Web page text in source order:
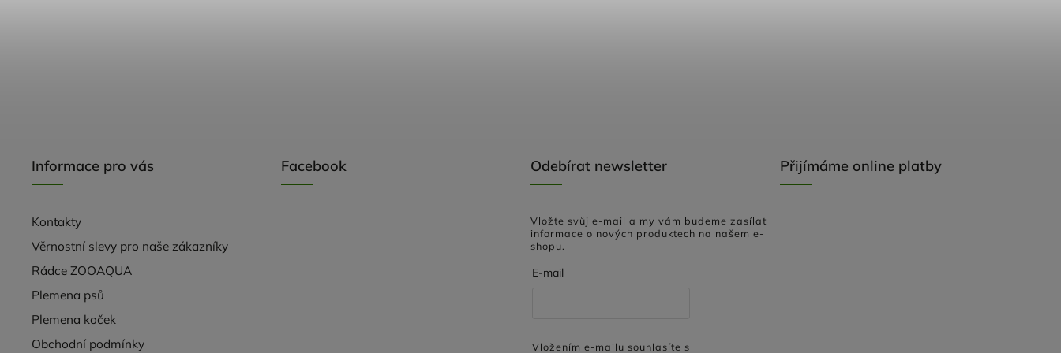
Informace pro vás
Kontakty
Věrnostní slevy pro naše zákazníky
Rádce ZOOAQUA
Plemena psů
Plemena koček
Obchodní podmínky
Facebook Odebírat newsletter
Vložte svůj e-mail a my vám budeme zasílat
informace o nových produktech na našem e-
shopu.
E-mail
Vložením e-mailu souhlasíte s
Přijímáme online platby